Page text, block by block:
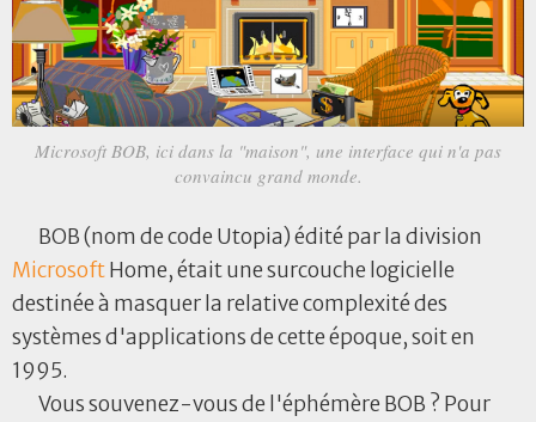
Microsoft BOB, ici dans la "maison", une interface qui n'a pas
convaincu grand monde.
BOB (nom de code Utopia) édité par la division
MicrosoftHome, était une surcouche logicielle
destinée à masquer la relative complexité des
systèmes d'applications de cette époque, soit en
1995.
Vous souvenez-vous de l'éphémère BOB ? Pour